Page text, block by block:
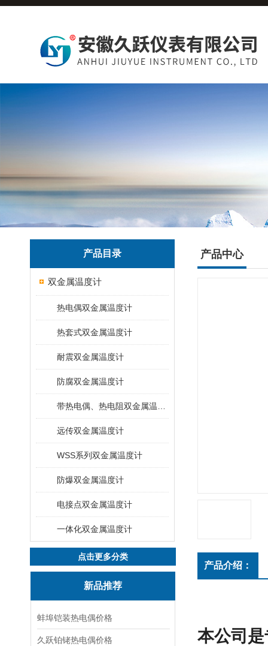
产品目录
双金属温度计
热电偶双金属温度计
热套式双金属温度计
耐震双金属温度计
防腐双金属温度计
远传双金属温度计
WSS系列双金属温度计
防爆双金属温度计
电接点双金属温度计
一体化双金属温度计
点击更多分类
新品推荐
蚌埠铠装热电偶价格
久跃铂铑热电偶价格
产品中心
产品介绍：
本公司